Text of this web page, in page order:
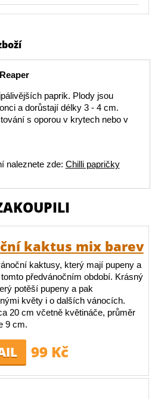
paprik. Plody jsou
a dorůstají délky 3 - 4 cm.
s oporou v krytech nebo v
naleznete zde: Chilli papričky
kaktus mix barev
kaktusy, který mají pupeny a
předvánočním období. Krásný
potěší pupeny a pak
květy i o dalších vánocích.
20 cm včetně květináče, průměr
9 cm.
99 Kč